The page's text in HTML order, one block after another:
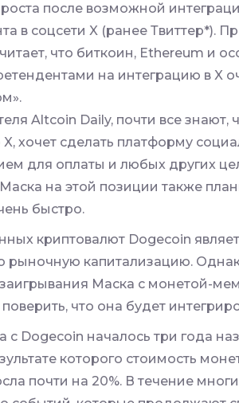
после возможной
в соцсети X (ранее Твиттер*).
что биткоин, Ethereum и
на интеграцию в X
Altcoin Daily, почти все знают,
хочет сделать платформу
для оплаты и любых других
на этой позиции также
быстро.
криптовалют Dogecoin
рыночную капитализацию.
Маска с монетой-
что она будет
Dogecoin началось три года
которого стоимость
почти на 20%. В течение